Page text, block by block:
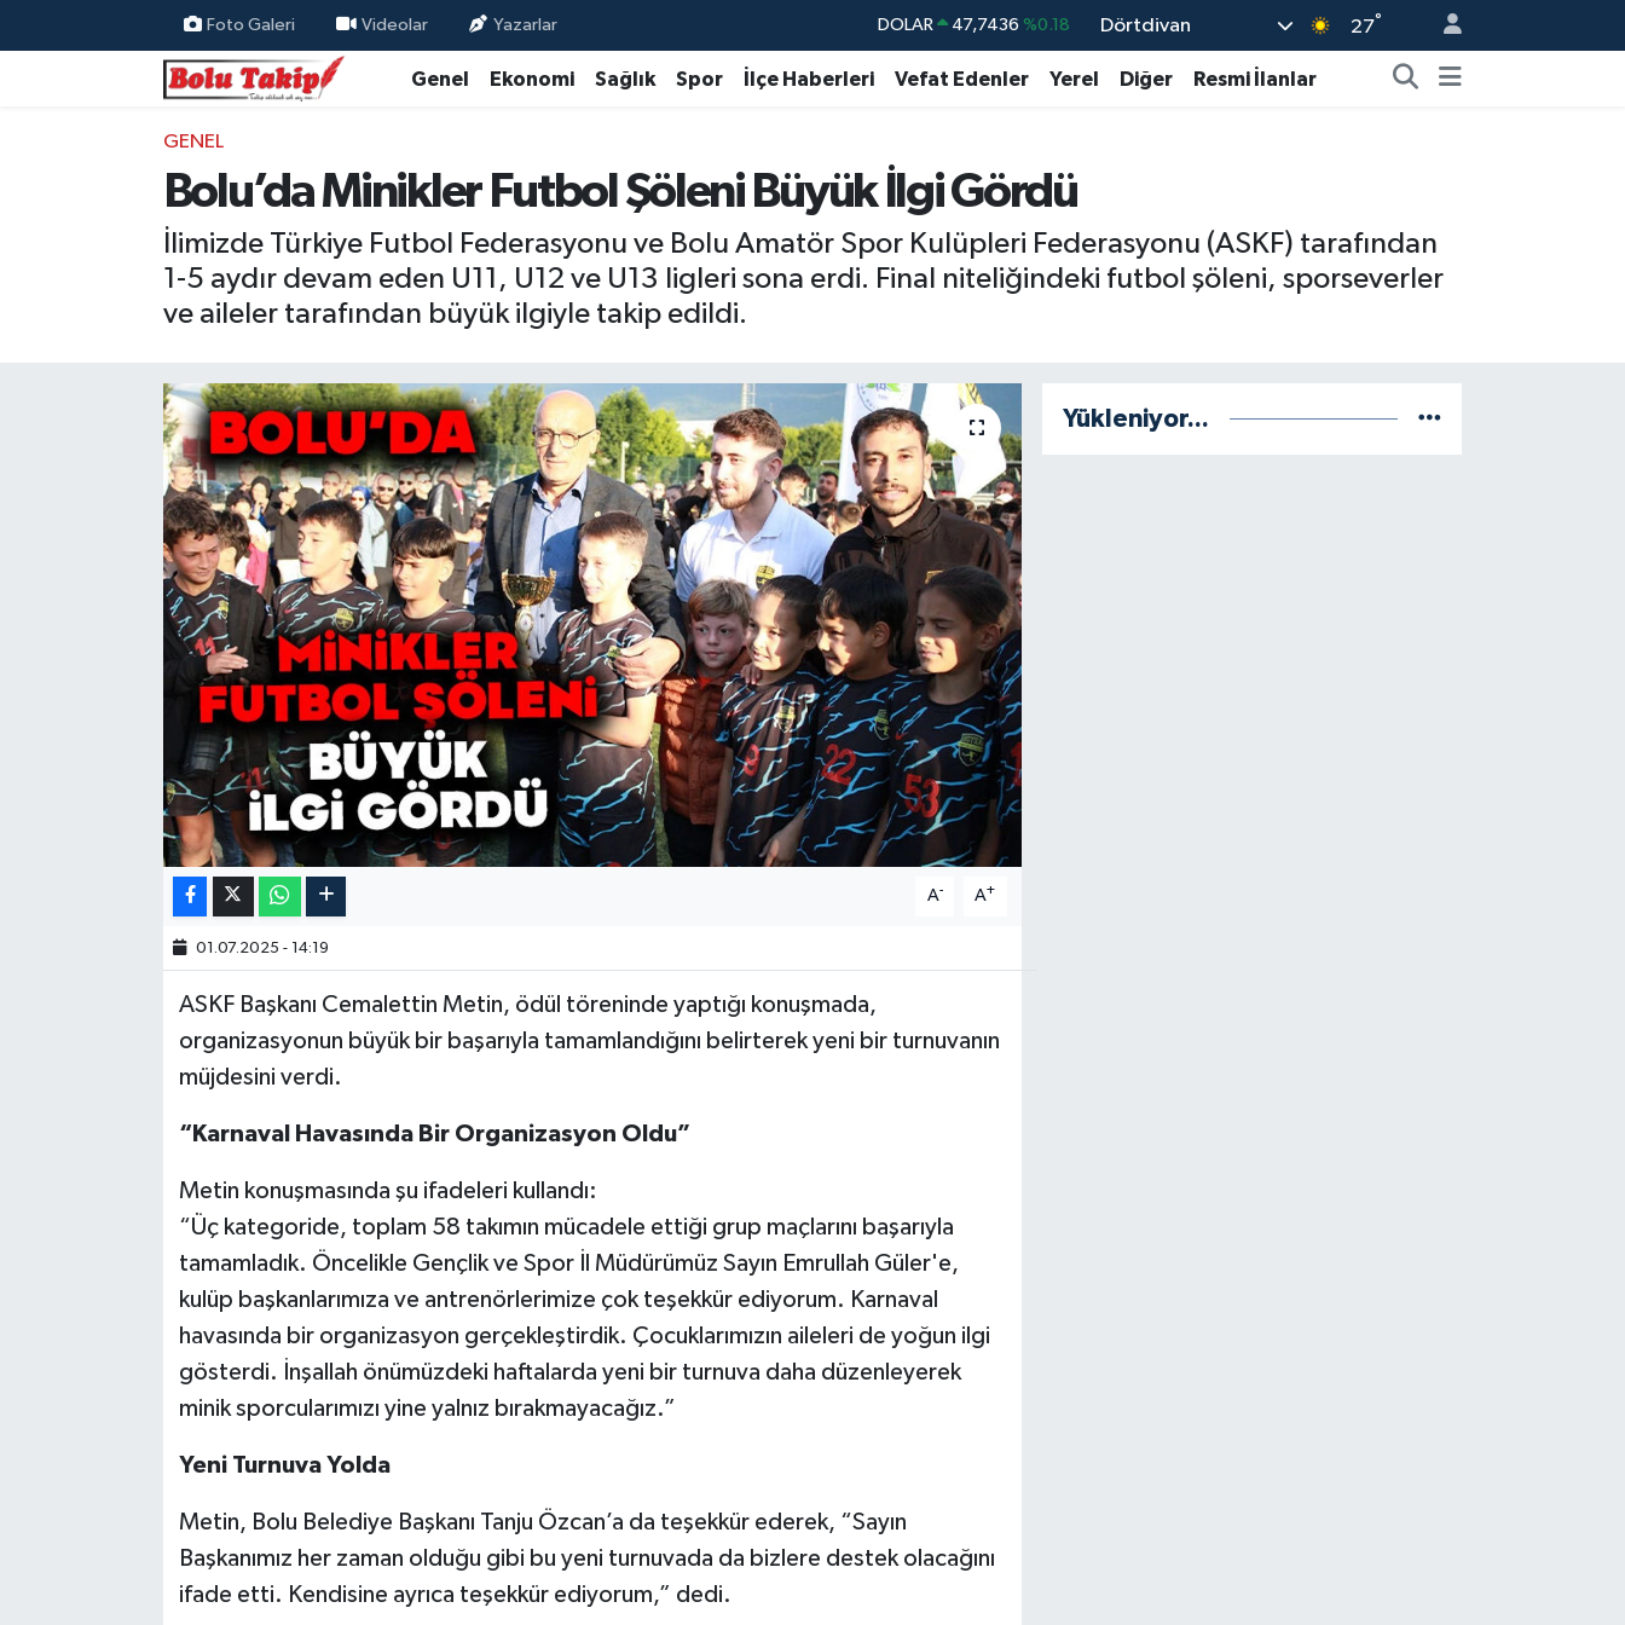
Foto Galeri Videolar Yazarlar DOLAR 47,7436 %0.18
EURO 55,2510 %0.32
BİST100 13.779 %-14
BITCOIN 64.840,97 %-0.15
Dörtdivan 27°
Genel Ekonomi Sağlık Spor İlçe Haberleri Vefat Edenler Yerel Diğer Resmi İlanlar
GENEL
Bolu’da Minikler Futbol Şöleni Büyük İlgi Gördü
İlimizde Türkiye Futbol Federasyonu ve Bolu Amatör Spor Kulüpleri Federasyonu (ASKF) tarafından
1-5 aydır devam eden U11, U12 ve U13 ligleri sona erdi. Final niteliğindeki futbol şöleni, sporseverler
ve aileler tarafından büyük ilgiyle takip edildi.
A- A+
01.07.2025 - 14:19
ASKF Başkanı Cemalettin Metin, ödül töreninde yaptığı konuşmada,
organizasyonun büyük bir başarıyla tamamlandığını belirterek yeni bir turnuvanın
müjdesini verdi.
“Karnaval Havasında Bir Organizasyon Oldu”
Metin konuşmasında şu ifadeleri kullandı:
“Üç kategoride, toplam 58 takımın mücadele ettiği grup maçlarını başarıyla
tamamladık. Öncelikle Gençlik ve Spor İl Müdürümüz Sayın Emrullah Güler'e,
kulüp başkanlarımıza ve antrenörlerimize çok teşekkür ediyorum. Karnaval
havasında bir organizasyon gerçekleştirdik. Çocuklarımızın aileleri de yoğun ilgi
gösterdi. İnşallah önümüzdeki haftalarda yeni bir turnuva daha düzenleyerek
minik sporcularımızı yine yalnız bırakmayacağız.”
Yeni Turnuva Yolda
Metin, Bolu Belediye Başkanı Tanju Özcan’a da teşekkür ederek, “Sayın
Başkanımız her zaman olduğu gibi bu yeni turnuvada da bizlere destek olacağını
ifade etti. Kendisine ayrıca teşekkür ediyorum,” dedi.
Yükleniyor...